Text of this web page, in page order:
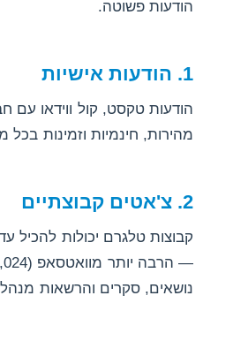
הודעות פשוטה.
1. הודעות אישיות
הודעות טקסט, קול ווידאו עם
מהירות, חינמיות וזמינות בכל
2. צ'אטים קבוצתיים
קבוצות טלגרם יכולות להכיל
נושאים, סקרים והרשאות